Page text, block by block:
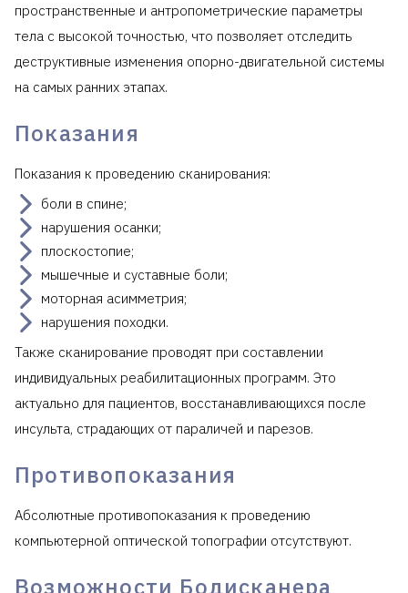
пространственные и антропометрические параметры
тела с высокой точностью, что позволяет отследить
деструктивные изменения опорно-двигательной системы
на самых ранних этапах.
Показания
Показания к проведению сканирования:
боли в спине;
нарушения осанки;
плоскостопие;
мышечные и суставные боли;
моторная асимметрия;
нарушения походки.
Также сканирование проводят при составлении
индивидуальных реабилитационных программ. Это
актуально для пациентов, восстанавливающихся после
инсульта, страдающих от параличей и парезов.
Противопоказания
Абсолютные противопоказания к проведению
компьютерной оптической топографии отсутствуют.
Возможности Бодисканера